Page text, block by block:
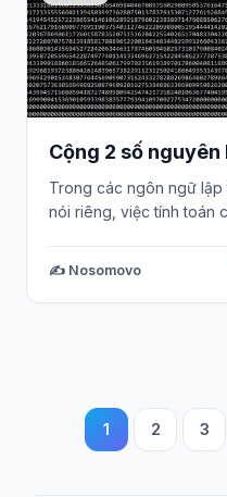
Cộng 2 số
Trong các ngôn ngữ
nói riêng, việc tính toán
✍️ Nosomovo
1 2 3